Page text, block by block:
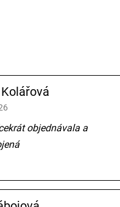
obchodu je 5 z 5 hvězdiček.
objednávala a